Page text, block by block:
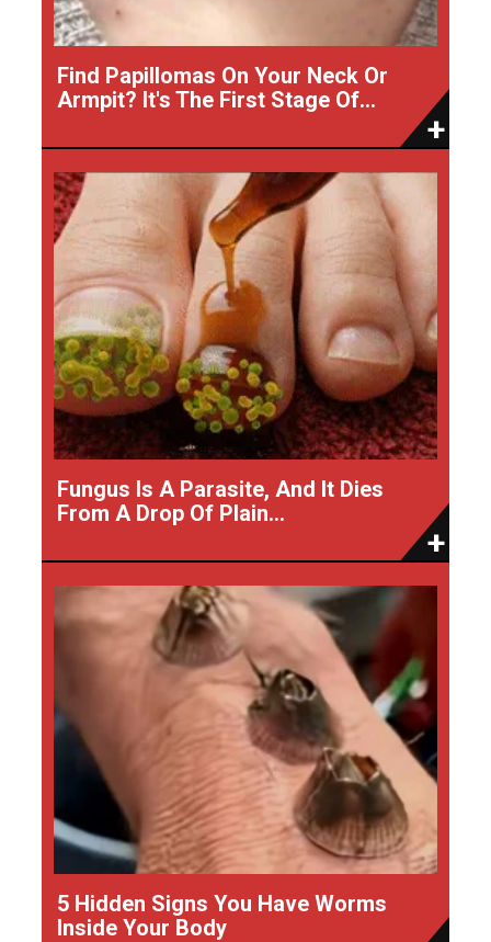
Find Papillomas On Your Neck Or
Armpit? It's The First Stage Of...
Fungus Is A Parasite, And It Dies
From A Drop Of Plain...
5 Hidden Signs You Have Worms
Inside Your Body